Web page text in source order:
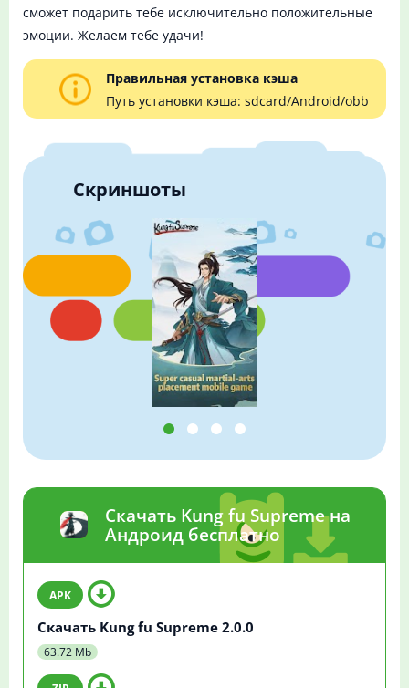
сможет подарить тебе исключительно положительные
эмоции. Желаем тебе удачи!
Правильная установка кэша
Путь установки кэша: sdcard/Android/obb
Скриншоты
Скачать Kung fu Supreme на
Андроид бесплатно
Скачать Kung fu Supreme 2.0.0
63.72 Mb